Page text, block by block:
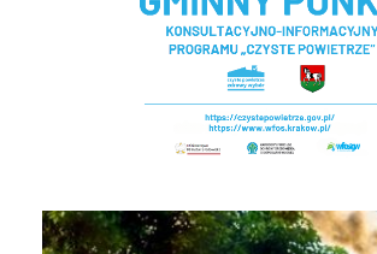
EKOINTERWENCJA